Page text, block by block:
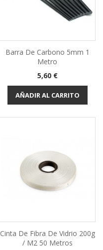
Barra De Carbono 5mm 1
Metro
Precio
5,60 €
AÑADIR AL CARRITO
Cinta De Fibra De Vidrio 200g
/ M2 50 Metros